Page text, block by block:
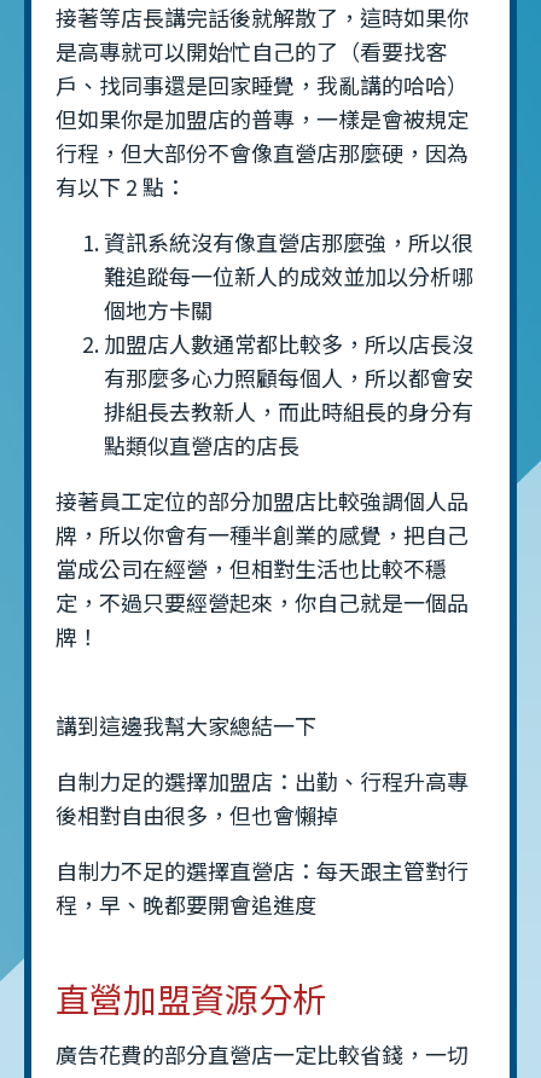
接著等店長講完話後就解散了，這時如果你
是高專就可以開始忙自己的了（看要找客
戶、找同事還是回家睡覺，我亂講的哈哈）
但如果你是加盟店的普專，一樣是會被規定
行程，但大部份不會像直營店那麼硬，因為
有以下 2 點：
資訊系統沒有像直營店那麼強，所以很
難追蹤每一位新人的成效並加以分析哪
個地方卡關
加盟店人數通常都比較多，所以店長沒
有那麼多心力照顧每個人，所以都會安
排組長去教新人，而此時組長的身分有
點類似直營店的店長
接著員工定位的部分加盟店比較強調個人品
牌，所以你會有一種半創業的感覺，把自己
當成公司在經營，但相對生活也比較不穩
定，不過只要經營起來，你自己就是一個品
牌！
講到這邊我幫大家總結一下
自制力足的選擇加盟店：出勤、行程升高專
後相對自由很多，但也會懶掉
自制力不足的選擇直營店：每天跟主管對行
程，早、晚都要開會追進度
直營加盟資源分析
廣告花費的部分直營店一定比較省錢，一切